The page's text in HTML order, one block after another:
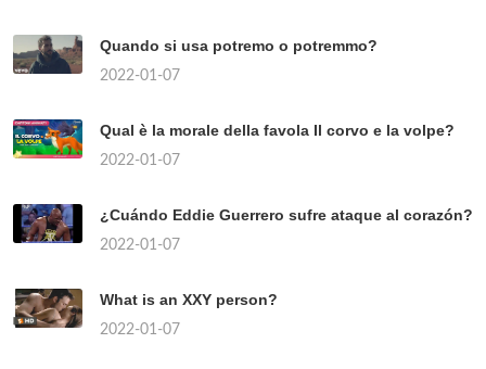
Quando si usa potremo o potremmo?
2022-01-07
Qual è la morale della favola Il corvo e la volpe?
2022-01-07
¿Cuándo Eddie Guerrero sufre ataque al corazón?
2022-01-07
What is an XXY person?
2022-01-07